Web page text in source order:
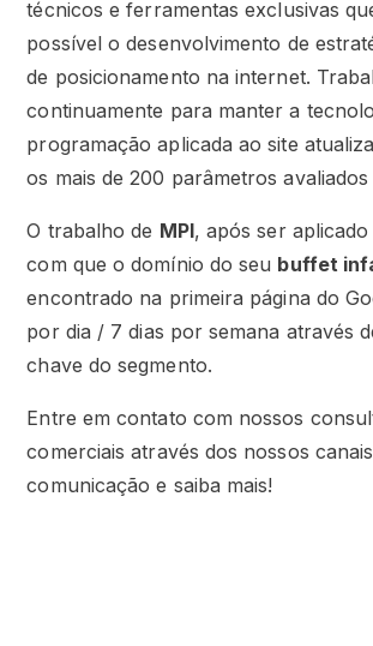
técnicos e ferramentas exclusivas
possível o desenvolvimento de
de posicionamento na internet.
continuamente para manter a
programação aplicada ao site
os mais de 200 parâmetros
O trabalho de MPI, após ser
com que o domínio do seu buffet
encontrado na primeira página do
por dia / 7 dias por semana através
chave do segmento.
Entre em contato com nossos
comerciais através dos nossos
comunicação e saiba mais!